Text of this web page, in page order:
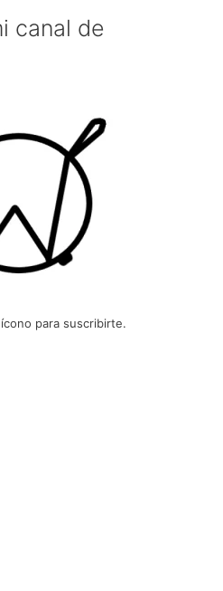
canal de
para suscribirte.